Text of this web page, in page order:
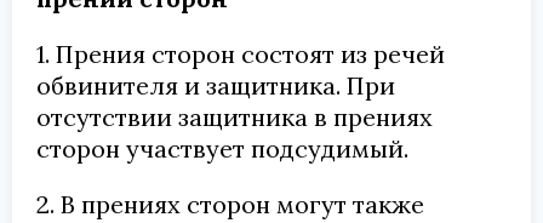
1. Прения сторон состоят из речей
обвинителя и защитника. При
отсутствии защитника в прениях
сторон участвует подсудимый.
2. В прениях сторон могут также